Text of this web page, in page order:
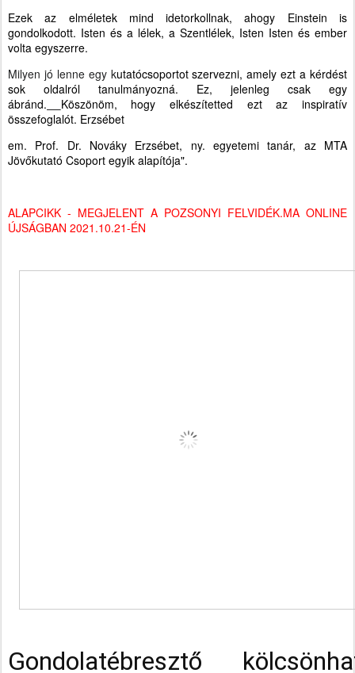
Ezek az elméletek mind idetorkollnak, ahogy Einstein is
gondolkodott. Isten és a lélek, a Szentlélek, Isten Isten és ember
volta egyszerre.
Milyen jó lenne egy kutatócsoportot szervezni, amely ezt a kérdést
sok oldalról tanulmányozná.
Ez, jelenleg csak egy
ábránd.
Köszönöm, hogy elkészítetted ezt az inspiratív
összefoglalót. Erzsébet
em. Prof. Dr. Nováky Erzsébet, ny. egyetemi tanár, az MTA
Jövőkutató Csoport egyik alapítója".
ALAPCIKK - MEGJELENT A POZSONYI FELVIDÉK.MA ONLINE
ÚJSÁGBAN 2021.10.21-ÉN
Gondolatébresztő